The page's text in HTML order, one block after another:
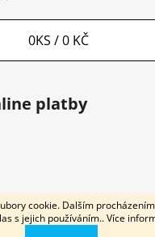
cookie. Dalším
s jejich používáním.. Více
0KS /0 KČ
platby
Vytvořil Shoptet